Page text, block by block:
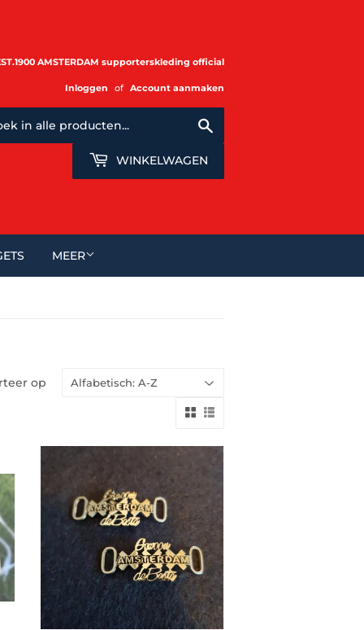
AMSTERDAM supporterskleding official
Inloggen of Account aanmaken
WINKELWAGEN
MEER
op